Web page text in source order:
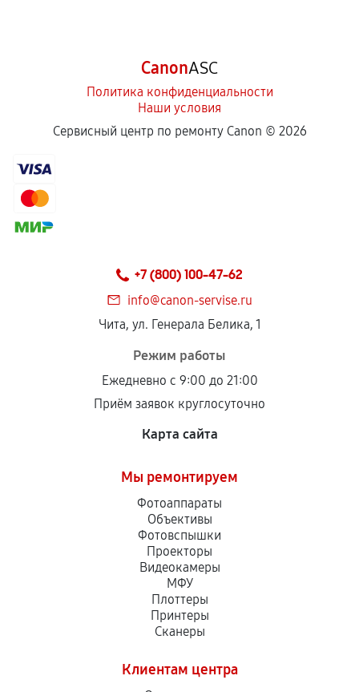
CanonASC
Политика конфиденциальности
Наши условия
Сервисный центр по ремонту Canon © 2026
+7 (800) 100-47-62
info@canon-servise.ru
Чита, ул. Генерала Белика, 1
Режим работы
Ежедневно с 9:00 до 21:00
Приём заявок круглосуточно
Карта сайта
Мы ремонтируем
Фотоаппараты
Объективы
Фотовспышки
Проекторы
Видеокамеры
МФУ
Плоттеры
Принтеры
Сканеры
Клиентам центра